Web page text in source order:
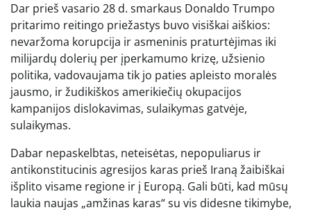
Dar prieš vasario 28 d. smarkaus Donaldo Trumpo
pritarimo reitingo priežastys buvo visiškai aiškios:
nevaržoma korupcija ir asmeninis praturtėjimas iki
milijardų dolerių per įperkamumo krizę, užsienio
politika, vadovaujama tik jo paties apleisto moralės
jausmo, ir žudikiškos amerikiečių okupacijos
kampanijos dislokavimas, sulaikymas gatvėje,
sulaikymas.
Dabar nepaskelbtas, neteisėtas, nepopuliarus ir
antikonstitucinis agresijos karas prieš Iraną žaibiškai
išplito visame regione ir į Europą. Gali būti, kad mūsų
laukia naujas „amžinas karas“ su vis didesne tikimybe,